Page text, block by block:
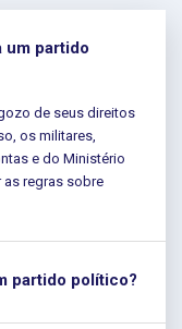
um partido
de seus direitos
os militares,
e do Ministério
regras sobre
partido político?